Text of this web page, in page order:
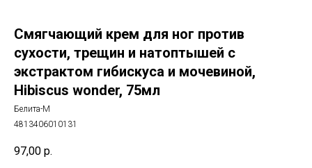
Смягчающий крем для ног против
сухости, трещин и натоптышей с
экстрактом гибискуса и мочевиной,
Hibiscus wonder, 75мл
Белита-М
4813406010131
97,00 р.